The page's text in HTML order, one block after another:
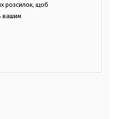
розсилок, щоб
вашим